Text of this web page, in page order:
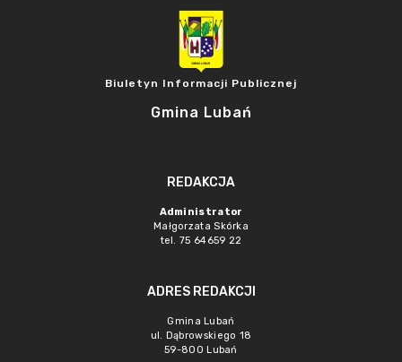
Biuletyn Informacji Publicznej
Gmina Lubań
REDAKCJA
Administrator
Małgorzata Skórka
tel. 75 64659 22
ADRES REDAKCJI
Gmina Lubań
ul. Dąbrowskiego 18
59-800 Lubań